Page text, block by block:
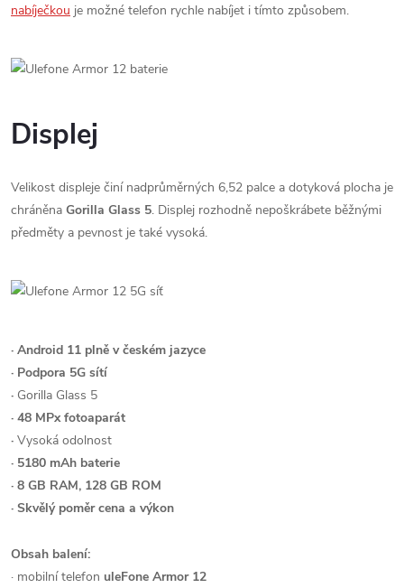
nabíječkou je možné telefon rychle nabíjet i tímto způsobem.
Displej
Velikost displeje činí nadprůměrných 6,52 palce a dotyková plocha je
chráněna Gorilla Glass 5. Displej rozhodně nepoškrábete běžnými
předměty a pevnost je také vysoká.
· Android 11 plně v českém jazyce
· Podpora 5G sítí
· Gorilla Glass 5
· 48 MPx fotoaparát
· Vysoká odolnost
· 5180 mAh baterie
· 8 GB RAM, 128 GB ROM
· Skvělý poměr cena a výkon
Obsah balení:
· mobilní telefon uleFone Armor 12